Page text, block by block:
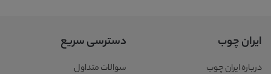
ایران چوب
درباره ایران چوب
دسترسی سریع
سوالات متداول